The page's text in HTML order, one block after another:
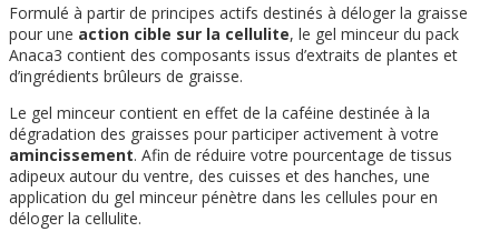
Formulé à partir de principes actifs destinés à déloger la graisse
pour une action cible sur la cellulite, le gel minceur du pack
Anaca3 contient des composants issus d’extraits de plantes et
d’ingrédients brûleurs de graisse.
Le gel minceur contient en effet de la caféine destinée à la
dégradation des graisses pour participer activement à votre
amincissement. Afin de réduire votre pourcentage de tissus
adipeux autour du ventre, des cuisses et des hanches, une
application du gel minceur pénètre dans les cellules pour en
déloger la cellulite.